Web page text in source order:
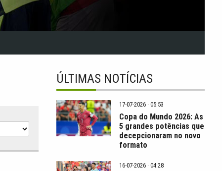
ÚLTIMAS NOTÍCIAS
17-07-2026 · 05:53
Copa do Mundo 2026: As
5 grandes potências que
decepcionaram no novo
formato
16-07-2026 · 04:28